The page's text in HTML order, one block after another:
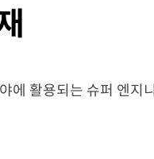
에 활용되는 슈퍼 엔